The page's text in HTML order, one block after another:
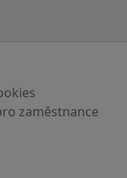
zaměstnance